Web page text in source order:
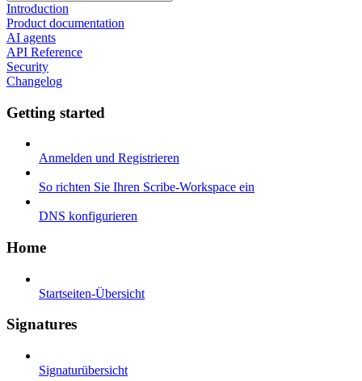
Introduction
Product documentation
AI agents
API Reference
Security
Changelog
Getting started
Anmelden und Registrieren
So richten Sie Ihren Scribe-Workspace ein
DNS konfigurieren
Home
Startseiten-Übersicht
Signatures
Signaturübersicht